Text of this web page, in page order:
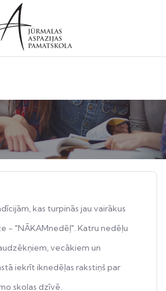
kas turpinās jau vairākus
- "NĀKAMnedēļ". Katru nedēļu
vecākiem un
iekrīt iknedēļas rakstiņš par
skolas dzīvē.